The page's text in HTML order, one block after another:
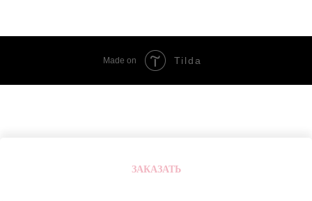
ЗАКАЗАТЬ
Made on Tilda